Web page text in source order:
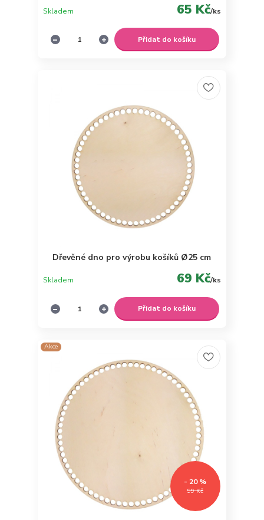
65 Kč/ks
Skladem
Přidat do košíku
Dřevěné dno pro výrobu košíků Ø25 cm
69 Kč/ks
Skladem
Přidat do košíku
Akce
99 Kč
- 20 %